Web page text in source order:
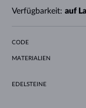
Verfügbarkeit: auf
CODE
MATERIALIEN
EDELSTEINE